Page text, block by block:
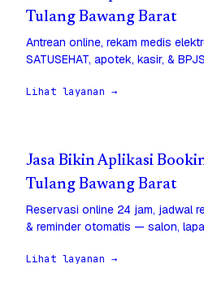
Tulang Bawang Barat
Antrean online, rekam medis
SATUSEHAT, apotek, kasir, &
Lihat layanan →
Jasa Bikin Aplikasi
Tulang Bawang Barat
Reservasi online 24 jam, jadwal
& reminder otomatis — salon,
Lihat layanan →